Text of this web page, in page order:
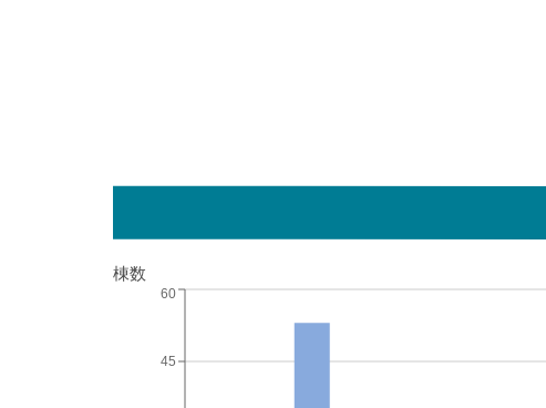
棟数
45
60